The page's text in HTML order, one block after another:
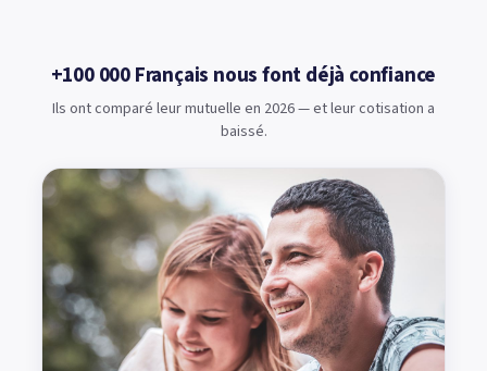
+100 000 Français nous font déjà confiance
Ils ont comparé leur mutuelle en 2026 — et leur cotisation a
baissé.